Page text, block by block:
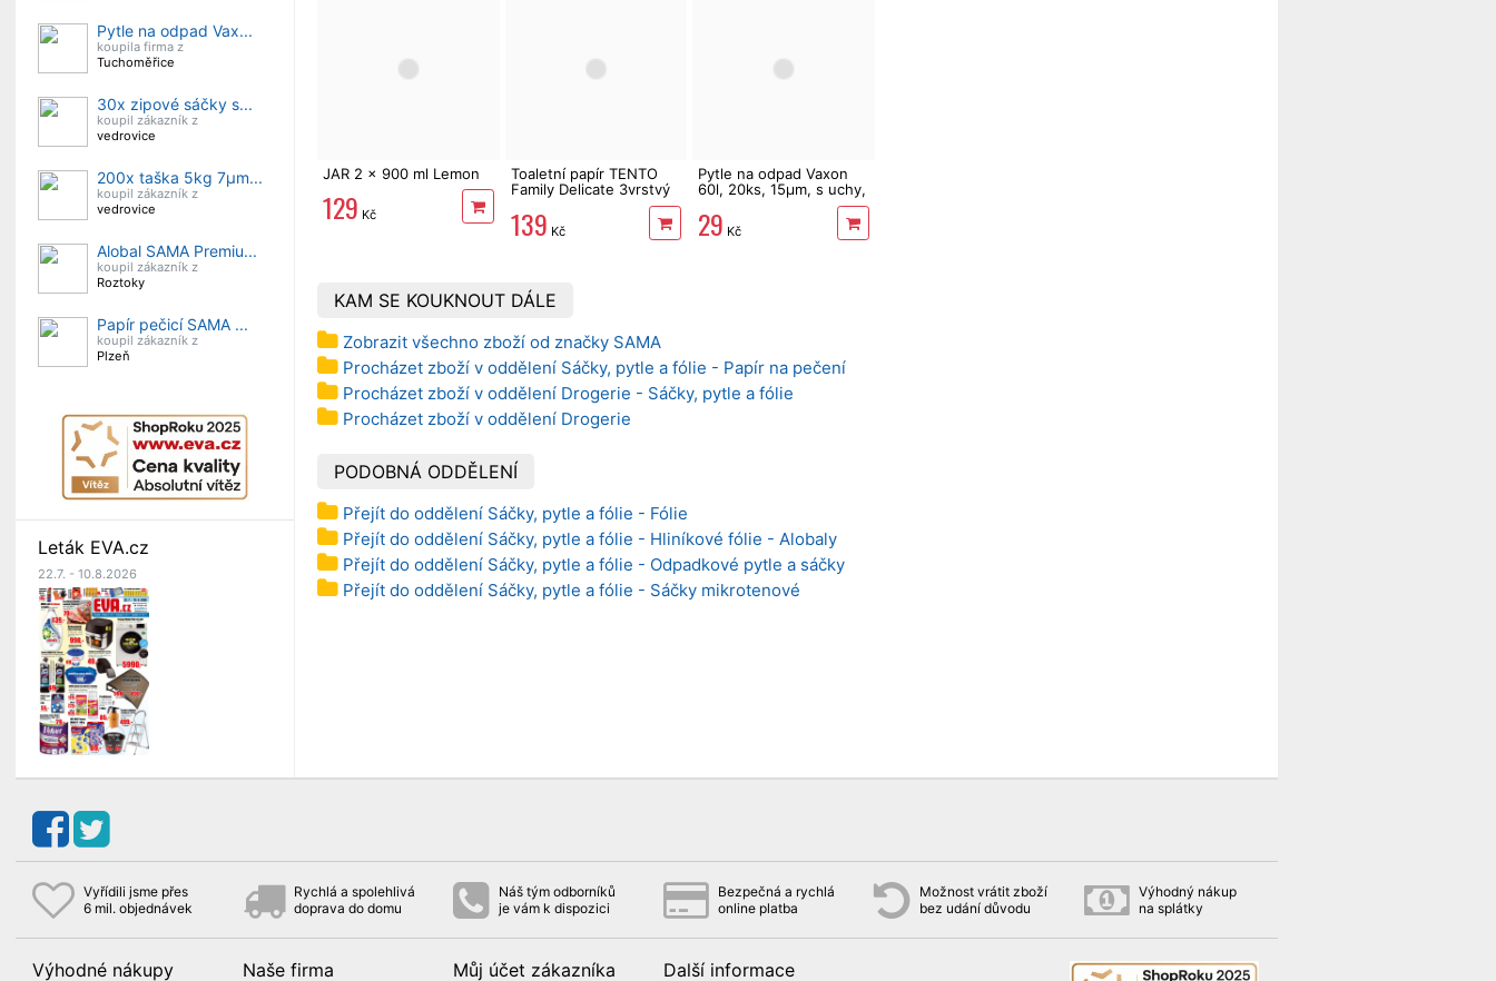
Pytle na odpad Vax...
koupila firma z
Tuchoměřice
30x zipové sáčky s...
koupil zákazník z
vedrovice
200x taška 5kg 7µm...
koupil zákazník z
vedrovice
Alobal SAMA Premiu...
koupil zákazník z
Roztoky
Papír pečicí SAMA ...
koupil zákazník z
Plzeň
Leták EVA.cz
22.7. - 10.8.2026
JAR 2 x 900 ml Lemon
129 Kč
Toaletní papír TENTO
Family Delicate 3vrstvý
139 Kč
Pytle na odpad Vaxon
60l, 20ks, 15µm, s uchy,
29 Kč
KAM SE KOUKNOUT DÁLE
Zobrazit všechno zboží od značky SAMA
Procházet zboží v oddělení Sáčky, pytle a fólie - Papír na pečení
Procházet zboží v oddělení Drogerie - Sáčky, pytle a fólie
Procházet zboží v oddělení Drogerie
PODOBNÁ ODDĚLENÍ
Přejít do oddělení Sáčky, pytle a fólie - Fólie
Přejít do oddělení Sáčky, pytle a fólie - Hliníkové fólie - Alobaly
Přejít do oddělení Sáčky, pytle a fólie - Odpadkové pytle a sáčky
Přejít do oddělení Sáčky, pytle a fólie - Sáčky mikrotenové
Vyřídili jsme přes
6 mil. objednávek
Rychlá a spolehlivá
doprava do domu
Náš tým odborníků
je vám k dispozici
Bezpečná a rychlá
online platba
Možnost vrátit zboží
bez udání důvodu
Výhodný nákup
na splátky
Výhodné nákupy Naše firma Můj účet zákazníka Další informace